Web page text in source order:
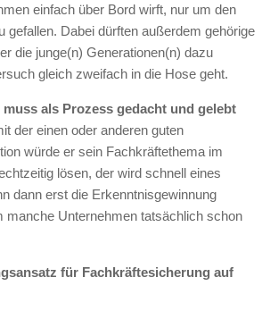
einfach über Bord wirft, nur um den
gefallen. Dabei dürften außerdem gehörige
die junge(n) Generationen(n) dazu
gleich zweifach in die Hose geht.
als Prozess gedacht und gelebt
der einen oder anderen guten
würde er sein Fachkräftethema im
lösen, der wird schnell eines
dann erst die Erkenntnisgewinnung
manche Unternehmen tatsächlich schon
für Fachkräftesicherung auf